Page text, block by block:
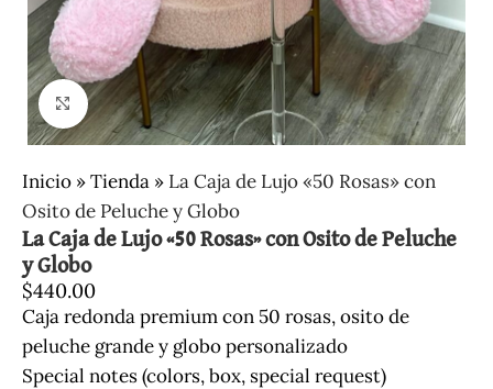
Clic para ampliar
Inicio »Tienda » La Caja de Lujo «50 Rosas» con
Osito de Peluche y Globo
La Caja de Lujo «50 Rosas» con Osito de Peluche
y Globo
$440.00
Caja redonda premium con 50 rosas, osito de
peluche grande y globo personalizado
Special notes (colors, box, special request)